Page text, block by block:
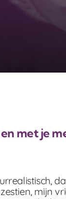
met je
mijn